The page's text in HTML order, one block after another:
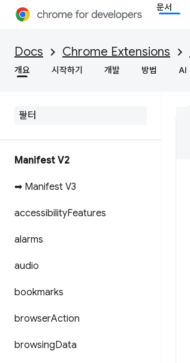
문서
Docs Chrome Extensions
개요 시작하기 개발 방법 AI
Manifest V2
➡ Manifest V3
accessibilityFeatures
alarms
audio
bookmarks
browserAction
browsingData